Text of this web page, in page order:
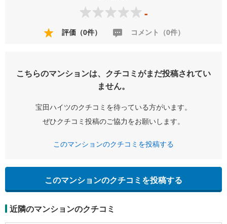
-
評価（0件） コメント（0件）
こちらのマンションは、クチコミがまだ投稿されてい
ません。
宝田ハイツのクチコミを待っている方がいます。
ぜひクチコミ投稿のご協力をお願いします。
このマンションのクチコミを投稿する
このマンションのクチコミを投稿する
近隣のマンションのクチコミ